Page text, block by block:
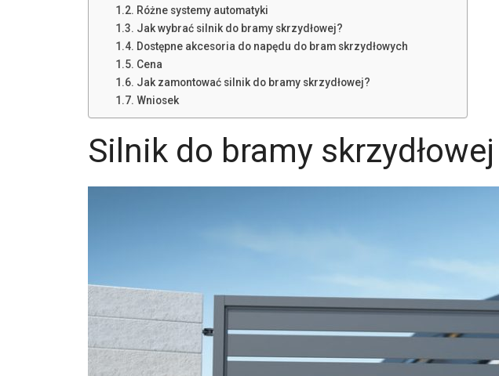
Różne systemy automatyki
Jak wybrać silnik do bramy skrzydłowej?
Dostępne akcesoria do napędu do bram skrzydłowych
Cena
Jak zamontować silnik do bramy skrzydłowej?
Wniosek
Silnik do bramy skrzydłowej